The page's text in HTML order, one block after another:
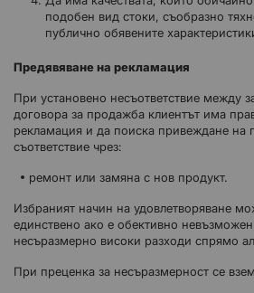
подобен вид стоки, съобразно
публично обявените
Предявяване на рекламация
При установено несъответствие между
договора за продажба клиентът има
рекламация и да поиска привеждане на
съответствие чрез:
ремонт или замяна с нов продукт.
Избраният начин на удовлетворяване
единствено ако е обективно
несъразмерно високи разходи спрямо
При преценка за несъразмерност се